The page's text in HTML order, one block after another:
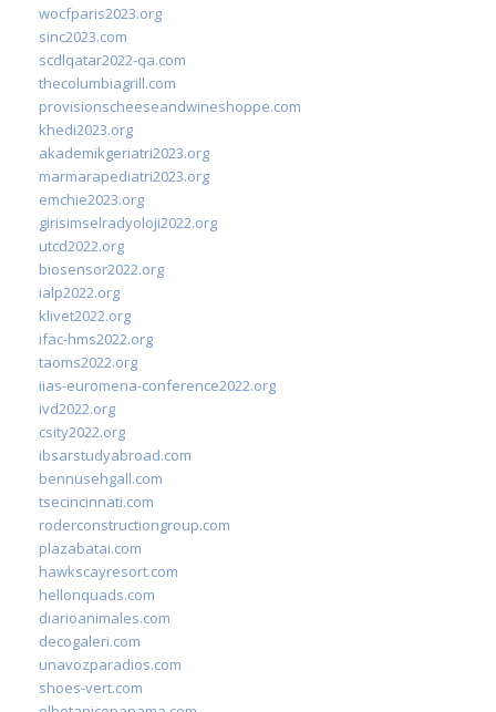
wocfparis2023.org
sinc2023.com
scdlqatar2022-qa.com
thecolumbiagrill.com
provisionscheeseandwineshoppe.com
khedi2023.org
akademikgeriatri2023.org
marmarapediatri2023.org
emchie2023.org
girisimselradyoloji2022.org
utcd2022.org
biosensor2022.org
ialp2022.org
klivet2022.org
ifac-hms2022.org
taoms2022.org
iias-euromena-conference2022.org
ivd2022.org
csity2022.org
ibsarstudyabroad.com
bennusehgall.com
tsecincinnati.com
roderconstructiongroup.com
plazabatai.com
hawkscayresort.com
hellonquads.com
diarioanimales.com
decogaleri.com
unavozparadios.com
shoes-vert.com